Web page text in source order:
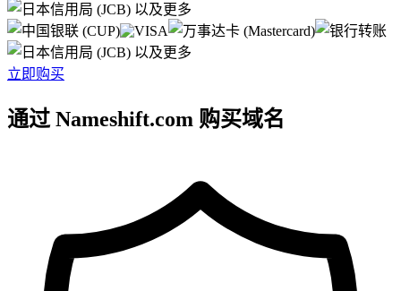
以及更多
以及更多
立即购买
通过 Nameshift.com 购买域名